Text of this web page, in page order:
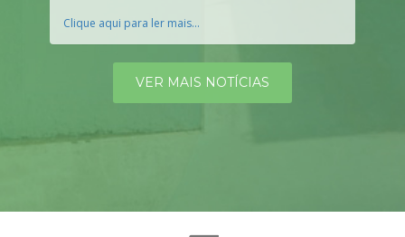
Clique aqui para ler mais...
VER MAIS NOTÍCIAS